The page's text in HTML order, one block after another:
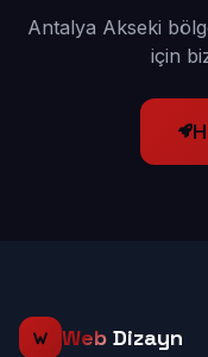
Antalya Akseki
için
Web Dizayn